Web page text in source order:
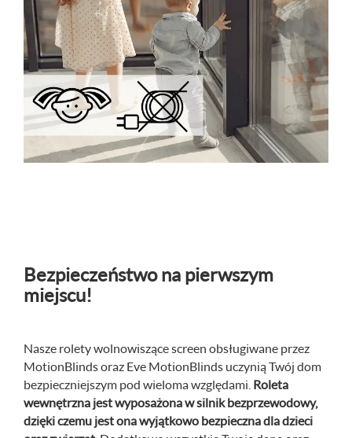
Bezpieczeństwo na pierwszym
miejscu!
Nasze rolety wolnowiszące screen obsługiwane przez
MotionBlinds oraz Eve MotionBlinds uczynią Twój dom
bezpieczniejszym pod wieloma względami. Roleta
wewnętrzna jest wyposażona w silnik bezprzewodowy,
dzięki czemu jest ona wyjątkowo bezpieczna dla dzieci